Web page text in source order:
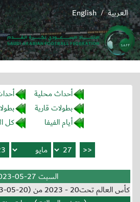
English / العربية
أحداث محلية
بطولات قارية
أيام الفيفا
كل
السبت 27-05-2023
كأس العالم تحت20 - 2023 من (20-05-2023) إلى (11-06-2023)